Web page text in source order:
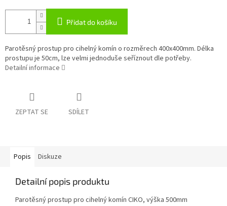
Přidat do košíku
Parotěsný prostup pro cihelný komín o rozměrech 400x400mm. Délka
prostupu je 50cm, lze velmi jednoduše seříznout dle potřeby.
Detailní informace
ZEPTAT SE SDÍLET
Popis Diskuze
Detailní popis produktu
Parotěsný prostup pro cihelný komín CIKO, výška 500mm